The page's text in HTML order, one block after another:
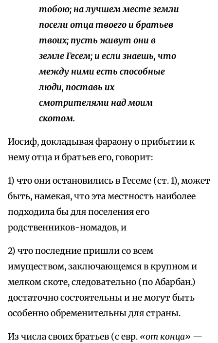
тобою; на лучшем месте земли
посели отца твоего и братьев
твоих; пусть живут они в
земле Гесем; и если знаешь, что
между ними есть способные
люди, поставь их
смотрителями над моим
скотом.
Иосиф, докладывая фараону о прибытии к
нему отца и братьев его, говорит:
1) что они остановились в Гесеме (ст. 1), может
быть, намекая, что эта местность наиболее
подходила бы для поселения его
родственников-номадов, и
2) что последние пришли со всем
имуществом, заключающемся в крупном и
мелком скоте, следовательно (по Абарбан.)
достаточно состоятельны и не могут быть
особенно обременительны для страны.
Из числа своих братьев (с евр. «от конца» —